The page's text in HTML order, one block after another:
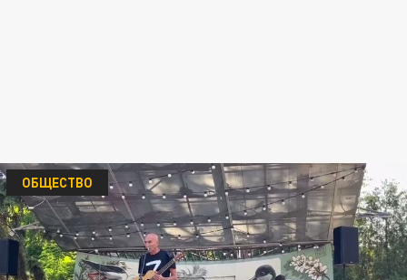
ОБЩЕСТВО